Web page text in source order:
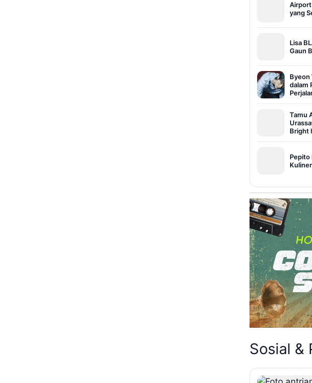
Airport
yang
Lisa
Gaun
Byeon
dalam
Tamu
Bright
Pepito
Sosial &